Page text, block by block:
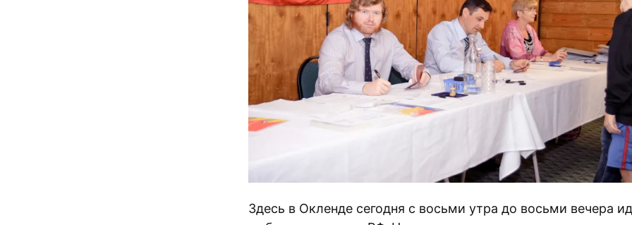
Здесь в Окленде сегодня с восьми утра до восьми вечера